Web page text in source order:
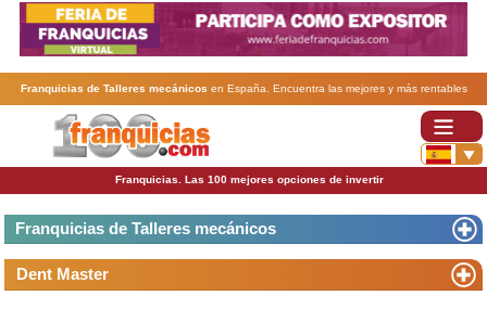
Franquicias de Talleres mecánicos en España. Encuentra las mejores y más rentables
franquicias de Talleres mecánicos . Abre tu negocio a través de una franquicia barata,
rentable y segura.
Franquicias. Las 100 mejores opciones de invertir
Franquicias de Talleres mecánicos
Dent Master